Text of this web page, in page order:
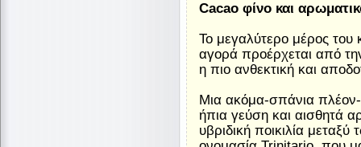
Cacao φίνο και
Το μεγαλύτερο μέρος του
αγορά προέρχεται από
η πιο ανθεκτική και
Μια ακόμα-σπάνια πλέον-
ήπια γεύση και αισθητά
υβριδική ποικιλία